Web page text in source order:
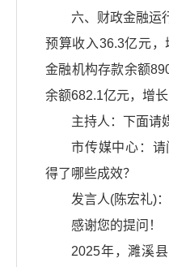
六、财政金融运
预算收入36.3亿元
金融机构存款余额
余额682.1亿元，增长
主持人：下面请
市传媒中心：
得了哪些成效？
发言人(陈宏礼)：
感谢您的提问！
2025年，濉溪